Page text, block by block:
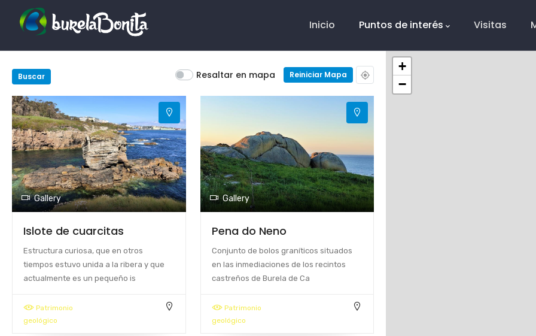
Navigation
Inicio Puntos de interés Visitas
Buscar Resaltar en mapa Reiniciar Mapa
Gallery
Islote de cuarcitas
Estructura curiosa, que en otros
tiempos estuvo unida a la ribera y que
actualmente es un pequeño is
Patrimonio
geológico
Gallery
Pena do Neno
Conjunto de bolos graníticos situados
en las inmediaciones de los recintos
castreños de Burela de Ca
Patrimonio
geológico
+
−